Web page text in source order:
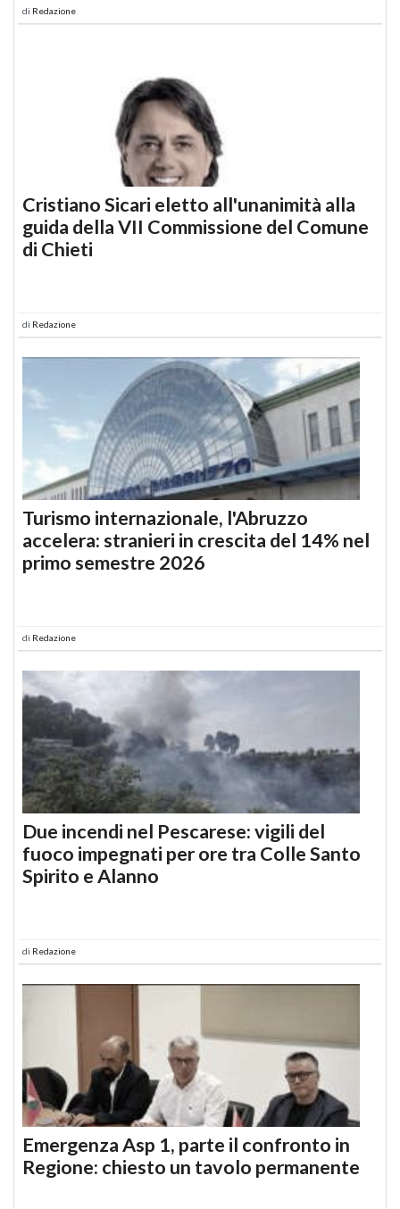
di Redazione
Cristiano Sicari eletto all'unanimità alla
guida della VII Commissione del Comune
di Chieti
di Redazione
Turismo internazionale, l'Abruzzo
accelera: stranieri in crescita del 14% nel
primo semestre 2026
di Redazione
Due incendi nel Pescarese: vigili del
fuoco impegnati per ore tra Colle Santo
Spirito e Alanno
di Redazione
Emergenza Asp 1, parte il confronto in
Regione: chiesto un tavolo permanente